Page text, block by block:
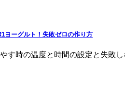
ヨーグルト！失敗ゼロの作り方
す時の温度と時間の設定と失敗